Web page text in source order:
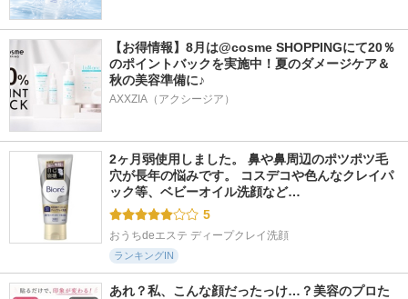
【お得情報】8月は@cosme SHOPPINGにて20％
のポイントバックを実施中！夏のダメージケア＆
秋の美容準備に♪
AXXZIA（アクシージア）
2ヶ月弱使用しました。 鼻や鼻周辺のポツポツ毛
穴が長年の悩みです。 コスデコや色んなクレイパ
ック等、ベビーオイル洗顔など…
5
おうちdeエステ ディープクレイ洗顔
ランキングIN
あれ？私、こんな顔だったっけ…？美容のプロた